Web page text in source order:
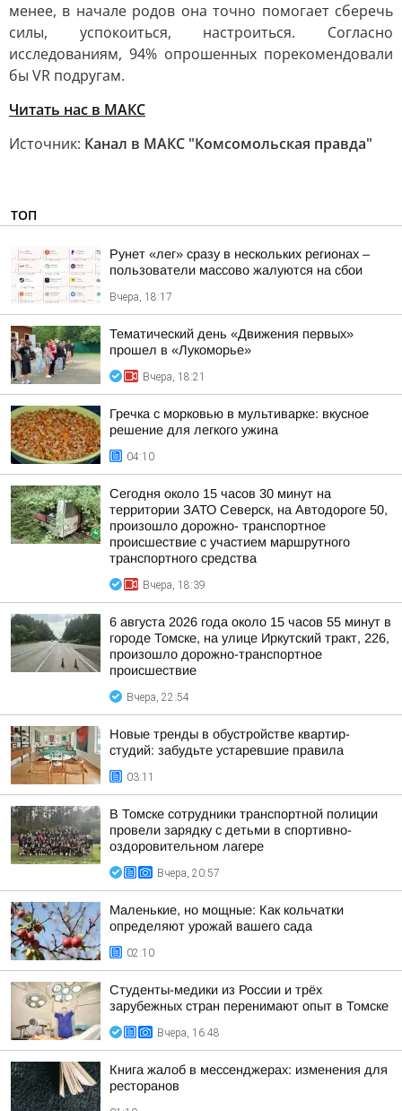
менее, в начале родов она точно помогает сберечь
силы, успокоиться, настроиться. Согласно
исследованиям, 94% опрошенных порекомендовали
бы VR подругам.
Читать нас в МАКС
Источник: Канал в МАКС "Комсомольская правда"
ТОП
Рунет «лег» сразу в нескольких регионах –
пользователи массово жалуются на сбои
Вчера, 18:17
Тематический день «Движения первых»
прошел в «Лукоморье»
Вчера, 18:21
Гречка с морковью в мультиварке: вкусное
решение для легкого ужина
04:10
Сегодня около 15 часов 30 минут на
территории ЗАТО Северск, на Автодороге 50,
произошло дорожно- транспортное
происшествие с участием маршрутного
транспортного средства
Вчера, 18:39
6 августа 2026 года около 15 часов 55 минут в
городе Томске, на улице Иркутский тракт, 226,
произошло дорожно-транспортное
происшествие
Вчера, 22:54
Новые тренды в обустройстве квартир-
студий: забудьте устаревшие правила
03:11
В Томске сотрудники транспортной полиции
провели зарядку с детьми в спортивно-
оздоровительном лагере
Вчера, 20:57
Маленькие, но мощные: Как кольчатки
определяют урожай вашего сада
02:10
Студенты-медики из России и трёх
зарубежных стран перенимают опыт в Томске
Вчера, 16:48
Книга жалоб в мессенджерах: изменения для
ресторанов